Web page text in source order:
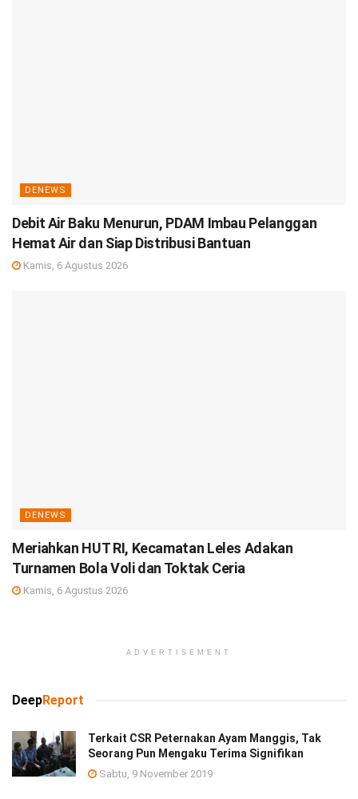
DENEWS
Debit Air Baku Menurun, PDAM Imbau Pelanggan
Hemat Air dan Siap Distribusi Bantuan
Kamis, 6 Agustus 2026
DENEWS
Meriahkan HUT RI, Kecamatan Leles Adakan
Turnamen Bola Voli dan Toktak Ceria
Kamis, 6 Agustus 2026
ADVERTISEMENT
DeepReport
Terkait CSR Peternakan Ayam Manggis, Tak
Seorang Pun Mengaku Terima Signifikan
Sabtu, 9 November 2019